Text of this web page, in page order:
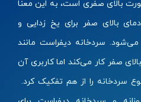
بالای صفری است، به این معنا
بالای صفر برای یخ زدایی و
می‌شود. سردخانه دیفراست مانند
صفر کار می‌کند اما کاربری آن
سردخانه را از هم تفکیک کرد.